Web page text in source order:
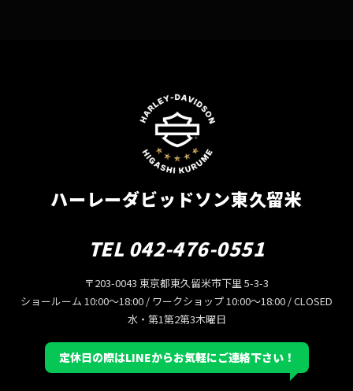
ハーレーダビッドソン東久留米
TEL 042-476-0551
〒203-0043 東京都東久留米市下里 5-3-3
ショールーム 10:00〜18:00 / ワークショップ 10:00〜18:00 / CLOSED
水・第1第2第3木曜日
定休日の際はLINEからお気軽にご連絡下さい！